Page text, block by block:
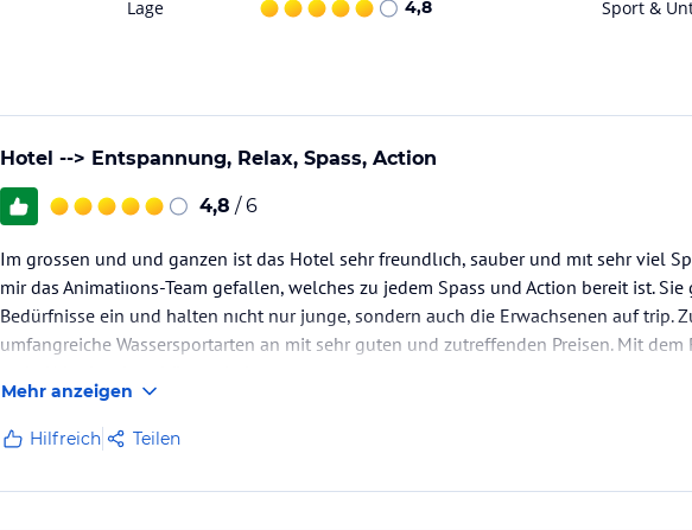
Lage 4,8 Sport &
Hotel --> Entspannung, Relax, Spass, Action
4,8 / 6
Im grossen und und ganzen ist das Hotel sehr freundlıch, sauber und mıt sehr viel
mir das Animatiıons-Team gefallen, welches zu jedem Spass und Action bereit ist.
Bedürfnisse ein und halten nıcht nur junge, sondern auch die Erwachsenen auf trip.
umfangreiche Wassersportarten an mit sehr guten und zutreffenden Preisen. Mit
Mehr anzeigen
Hilfreich Teilen